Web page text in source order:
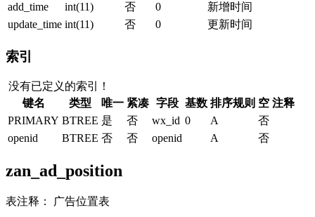
add_time
int(11) 否 0
新增时间
update_time int(11) 否 0 更新时间
索引
没有已定义的索引！
键名
类型 唯一 紧凑 字段 基数 排序规则 空 注释
PRIMARY BTREE 是 否 wx_id 0 A
否
openid
BTREE 否 否 openid A 否
zan_ad_position
表注释： 广告位置表